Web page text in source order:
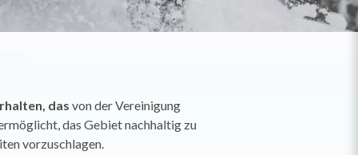
das von der Vereinigung
das Gebiet nachhaltig zu
vorzuschlagen.